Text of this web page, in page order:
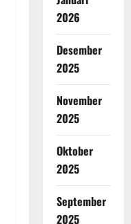
2026
Desember
2025
November
2025
Oktober
2025
September
2025